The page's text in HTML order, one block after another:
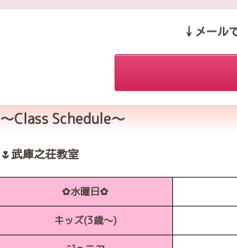
↓メール
〜Class Schedule〜
🌷武庫之荘教室
✿水曜日✿
キッズ(3歳〜)